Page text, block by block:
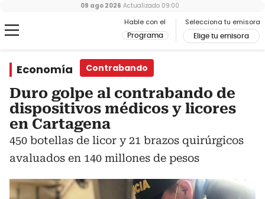
Hable con el
Programa
Selecciona tu emisora
Elige tu emisora
09 ago 2026 Actualizado 09:00
Economía Contrabando
Duro golpe al contrabando de
dispositivos médicos y licores
en Cartagena
450 botellas de licor y 21 brazos quirúrgicos
avaluados en 140 millones de pesos